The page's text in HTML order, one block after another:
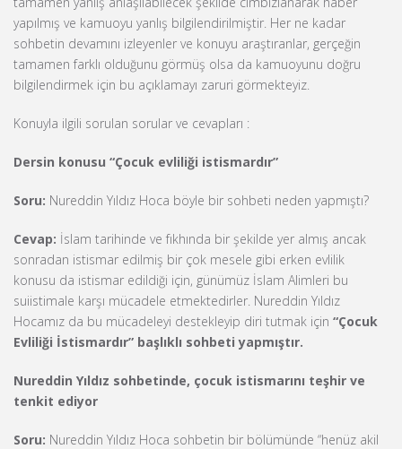
yapılmış ve kamuoyu yanlış bilgilendirilmiştir. Her ne kadar
sohbetin devamını izleyenler ve konuyu araştıranlar, gerçeğin
tamamen farklı olduğunu görmüş olsa da kamuoyunu doğru
bilgilendirmek için bu açıklamayı zaruri görmekteyiz.
Konuyla ilgili sorulan sorular ve cevapları :
Dersin konusu “Çocuk evliliği istismardır”
Soru: Nureddin Yıldız Hoca böyle bir sohbeti neden yapmıştı?
Cevap: İslam tarihinde ve fıkhında bir şekilde yer almış ancak
sonradan istismar edilmiş bir çok mesele gibi erken evlilik
konusu da istismar edildiği için, günümüz İslam Alimleri bu
suiistimale karşı mücadele etmektedirler. Nureddin Yıldız
Hocamız da bu mücadeleyi destekleyip diri tutmak için “Çocuk
Evliliği İstismardır” başlıklı sohbeti yapmıştır.
Nureddin Yıldız sohbetinde, çocuk istismarını teşhir ve
tenkit ediyor
Soru: Nureddin Yıldız Hoca sohbetin bir bölümünde “henüz akil